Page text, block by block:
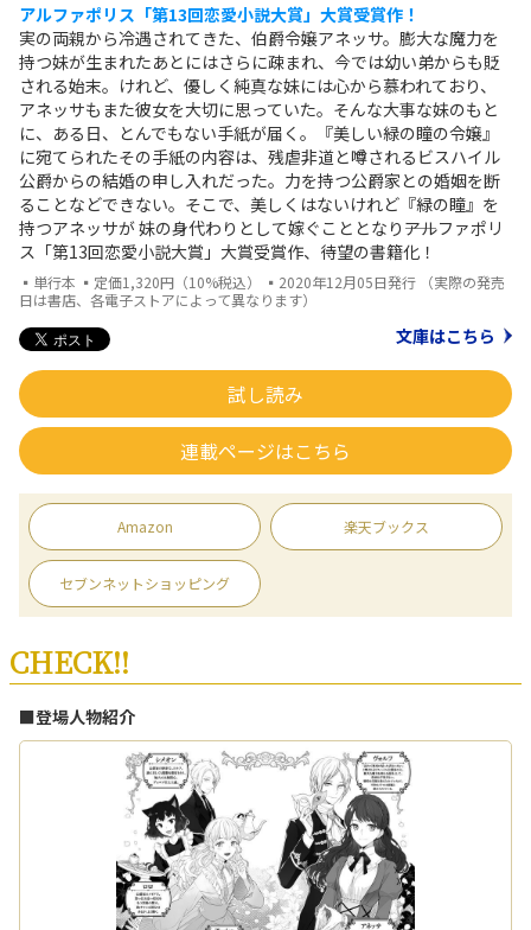
アルファポリス「第13回恋愛小説大賞」大賞受賞作！
実の両親から冷遇されてきた、伯爵令嬢アネッサ。膨大な魔力を
持つ妹が生まれたあとにはさらに疎まれ、今では幼い弟からも貶
される始末。けれど、優しく純真な妹には心から慕われており、
アネッサもまた彼女を大切に思っていた。そんな大事な妹のもと
に、ある日、とんでもない手紙が届く。『美しい緑の瞳の令嬢』
に宛てられたその手紙の内容は、残虐非道と噂されるビスハイル
公爵からの結婚の申し入れだった。力を持つ公爵家との婚姻を断
ることなどできない。そこで、美しくはないけれど『緑の瞳』を
持つアネッサが 妹の身代わりとして嫁ぐこととなり――アルファポリ
ス「第13回恋愛小説大賞」大賞受賞作、待望の書籍化！
▪単行本 ▪定価1,320円（10%税込） ▪2020年12月05日発行 （実際の発売
日は書店、各電子ストアによって異なります）
文庫はこちら
試し読み
連載ページはこちら
Amazon 楽天ブックス
セブンネットショッピング
CHECK!!
■登場人物紹介